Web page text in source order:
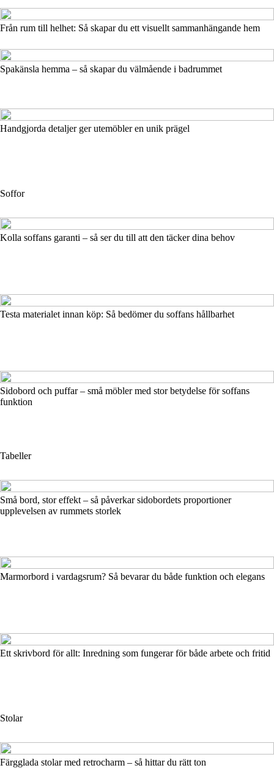
Från rum till helhet: Så skapar du ett visuellt sammanhängande hem
Spakänsla hemma – så skapar du välmående i badrummet
Handgjorda detaljer ger utemöbler en unik prägel
Soffor
Kolla soffans garanti – så ser du till att den täcker dina behov
Testa materialet innan köp: Så bedömer du soffans hållbarhet
Sidobord och puffar – små möbler med stor betydelse för soffans
funktion
Tabeller
Små bord, stor effekt – så påverkar sidobordets proportioner
upplevelsen av rummets storlek
Marmorbord i vardagsrum? Så bevarar du både funktion och elegans
Ett skrivbord för allt: Inredning som fungerar för både arbete och fritid
Stolar
Färgglada stolar med retrocharm – så hittar du rätt ton